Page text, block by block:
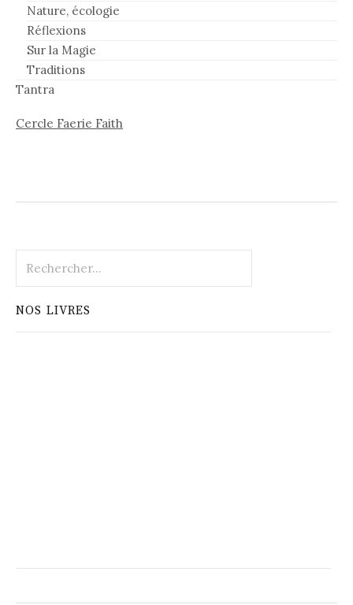
Nature, écologie
Réflexions
Sur la Magie
Traditions
Tantra
Cercle Faerie Faith
NOS LIVRES